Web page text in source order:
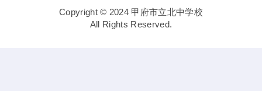
Copyright © 2024 甲府市立北中学校
All Rights Reserved.